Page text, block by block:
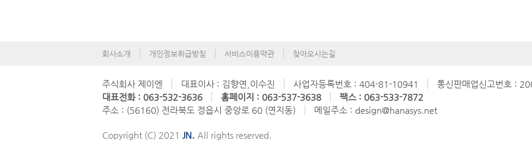
회사소개 개인정보취급방침 서비스이용약관 찾아오시는길
주식회사 제이엔 대표이사 : 김향연,이수진 사업자등록번호 : 404-81-10941 통신판매업신고번호 :
대표전화 : 063-532-3636
홈페이지 : 063-537-3638
팩스 : 063-533-7872
주소 : (56160) 전라북도 정읍시 중앙로 60 (연지동)
메일주소 : design@hanasys.net
Copyright (C) 2021 JN. All rights reserved.